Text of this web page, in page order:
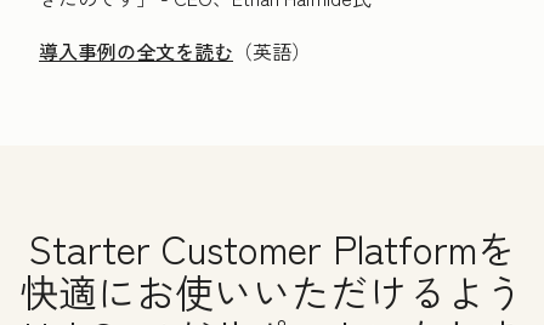
導入事例の全文を読む （英語）
Starter Customer Platformを
快適にお使いいただけるよう